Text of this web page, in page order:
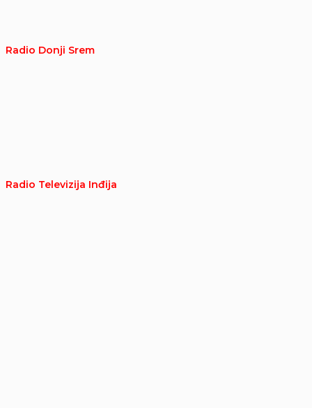
Radio Donji Srem
Radio Televizija Inđija